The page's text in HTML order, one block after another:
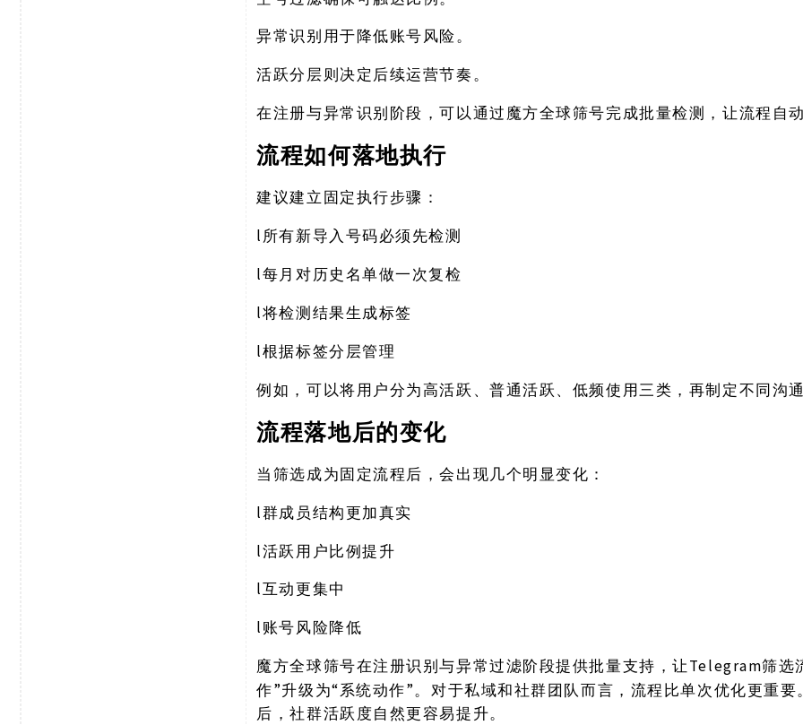
异常识别用于降低账号风险。
活跃分层则决定后续运营节奏。
在注册与异常识别阶段，可以通过魔方全球筛号完成批量检测，让流程自
流程如何落地执行
建议建立固定执行步骤：
l所有新导入号码必须先检测
l每月对历史名单做一次复检
l将检测结果生成标签
l根据标签分层管理
例如，可以将用户分为高活跃、普通活跃、低频使用三类，再制定不同沟
流程落地后的变化
当筛选成为固定流程后，会出现几个明显变化：
l群成员结构更加真实
l活跃用户比例提升
l互动更集中
l账号风险降低
魔方全球筛号在注册识别与异常过滤阶段提供批量支持，让 Telegram筛选
作”升级为“系统动作”。对于私域和社群团队而言，流程比单次优化更重
后，社群活跃度自然更容易提升。